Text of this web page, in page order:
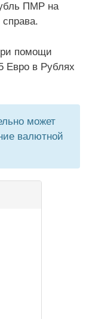
ПМР на
помощи
Евро в Рублях
может
валютной